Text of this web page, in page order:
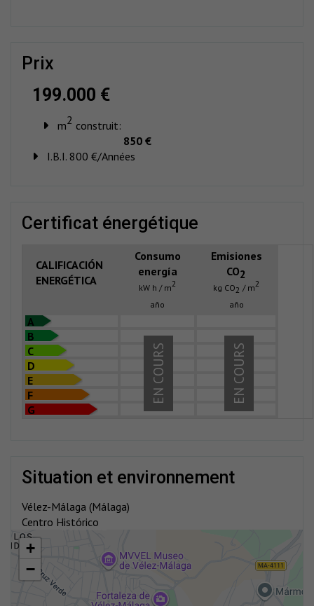
prix
199.000 €
m2 construit:
850 €
I.B.I. 800 €/Années
certificat énergétique
CALIFICACIÓN
ENERGÉTICA
Consumo
energía
kW h / m2
año
Emisiones
CO2
kg CO2 / m2
año
A
B
C
D
E
F
G
EN COURS
EN COURS
situation et environnement
Vélez-Málaga (Málaga)
Centro Histórico
+
−